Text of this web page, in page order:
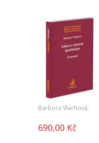
Barbora Vlachová,
690,00 Kč